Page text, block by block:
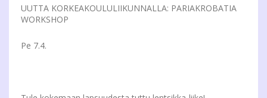
UUTTA KORKEAKOULULIIKUNNALLA: PARIAKROBATIA
WORKSHOP
Pe 7.4.